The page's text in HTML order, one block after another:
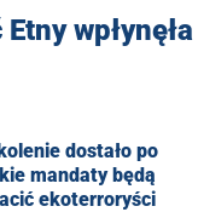
wpłynęła
dostało po
mandaty będą
ekoterroryści